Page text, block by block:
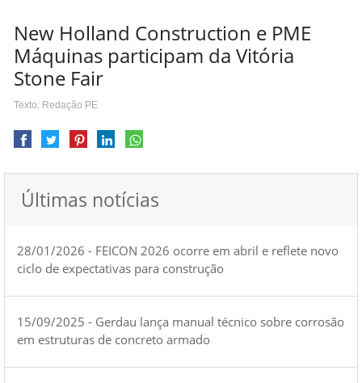
New Holland Construction e PME
Máquinas participam da Vitória
Stone Fair
Texto: Redação PE
Últimas notícias
28/01/2026 - FEICON 2026 ocorre em abril e reflete novo
ciclo de expectativas para construção
15/09/2025 - Gerdau lança manual técnico sobre corrosão
em estruturas de concreto armado